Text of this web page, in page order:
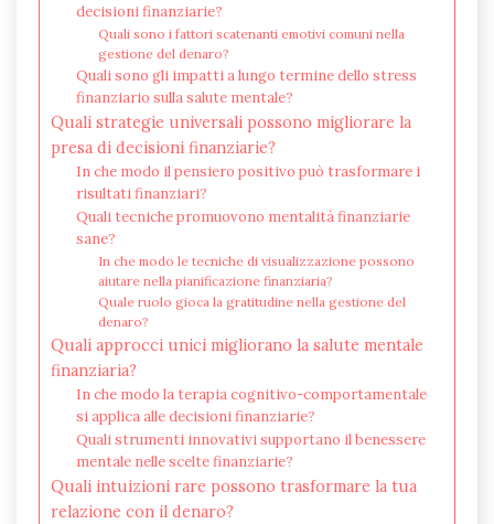
decisioni finanziarie?
Quali sono i fattori scatenanti emotivi comuni nella
gestione del denaro?
Quali sono gli impatti a lungo termine dello stress
finanziario sulla salute mentale?
Quali strategie universali possono migliorare la
presa di decisioni finanziarie?
In che modo il pensiero positivo può trasformare i
risultati finanziari?
Quali tecniche promuovono mentalità finanziarie
sane?
In che modo le tecniche di visualizzazione possono
aiutare nella pianificazione finanziaria?
Quale ruolo gioca la gratitudine nella gestione del
denaro?
Quali approcci unici migliorano la salute mentale
finanziaria?
In che modo la terapia cognitivo-comportamentale
si applica alle decisioni finanziarie?
Quali strumenti innovativi supportano il benessere
mentale nelle scelte finanziarie?
Quali intuizioni rare possono trasformare la tua
relazione con il denaro?